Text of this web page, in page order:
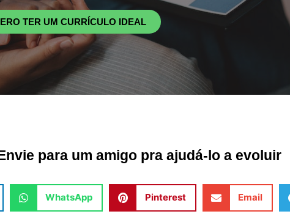
TER UM CURRÍCULO IDEAL
para um amigo pra ajudá-lo a evoluir
WhatsApp Pinterest Email